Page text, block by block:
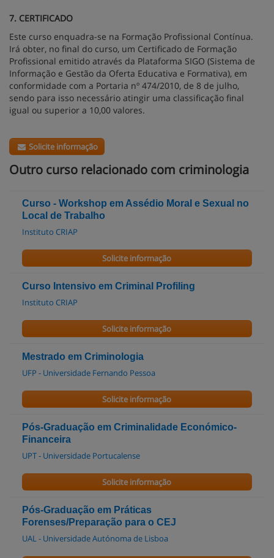
7. CERTIFICADO
Este curso enquadra-se na Formação Profissional Contínua.
Irá obter, no final do curso, um Certificado de Formação
Profissional emitido através da Plataforma SIGO (Sistema de
Informação e Gestão da Oferta Educativa e Formativa), em
conformidade com a Portaria nº 474/2010, de 8 de julho,
sendo para isso necessário atingir uma classificação final
igual ou superior a 10,00 valores.
Solicite informação
Outro curso relacionado com criminologia
Curso - Workshop em Assédio Moral e Sexual no
Local de Trabalho
Instituto CRIAP
Solicite informação
Curso Intensivo em Criminal Profiling
Instituto CRIAP
Solicite informação
Mestrado em Criminologia
UFP - Universidade Fernando Pessoa
Solicite informação
Pós-Graduação em Criminalidade Económico-
Financeira
UPT - Universidade Portucalense
Solicite informação
Pós-Graduação em Práticas
Forenses/Preparação para o CEJ
UAL - Universidade Autónoma de Lisboa